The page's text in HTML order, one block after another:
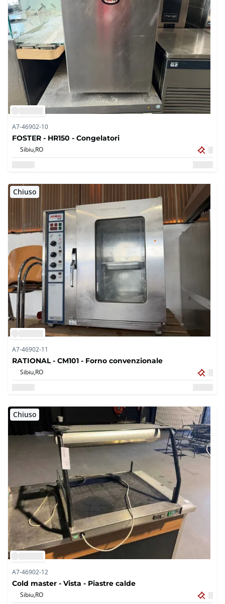
A7-46902-10
FOSTER - HR150 - Congelatori
Sibiu,RO
Chiuso
A7-46902-11
RATIONAL - CM101 - Forno convenzionale
Sibiu,RO
Chiuso
A7-46902-12
Cold master - Vista - Piastre calde
Sibiu,RO